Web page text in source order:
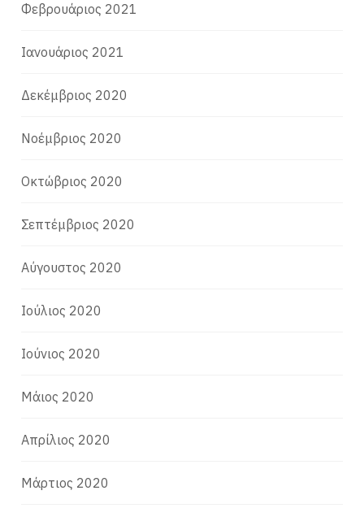
Φεβρουάριος 2021
Ιανουάριος 2021
Δεκέμβριος 2020
Νοέμβριος 2020
Οκτώβριος 2020
Σεπτέμβριος 2020
Αύγουστος 2020
Ιούλιος 2020
Ιούνιος 2020
Μάιος 2020
Απρίλιος 2020
Μάρτιος 2020